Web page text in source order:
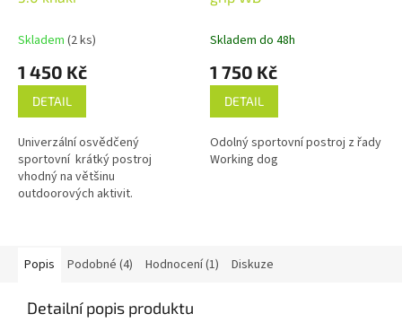
Skladem (2 ks)
1 450 Kč
DETAIL
Univerzální osvědčený
sportovní krátký postroj
vhodný na většinu
outdoorových aktivit.
Skladem do 48h
1 750 Kč
DETAIL
Odolný sportovní postroj z řady
Working dog
Popis Podobné (4) Hodnocení (1) Diskuze
Detailní popis produktu